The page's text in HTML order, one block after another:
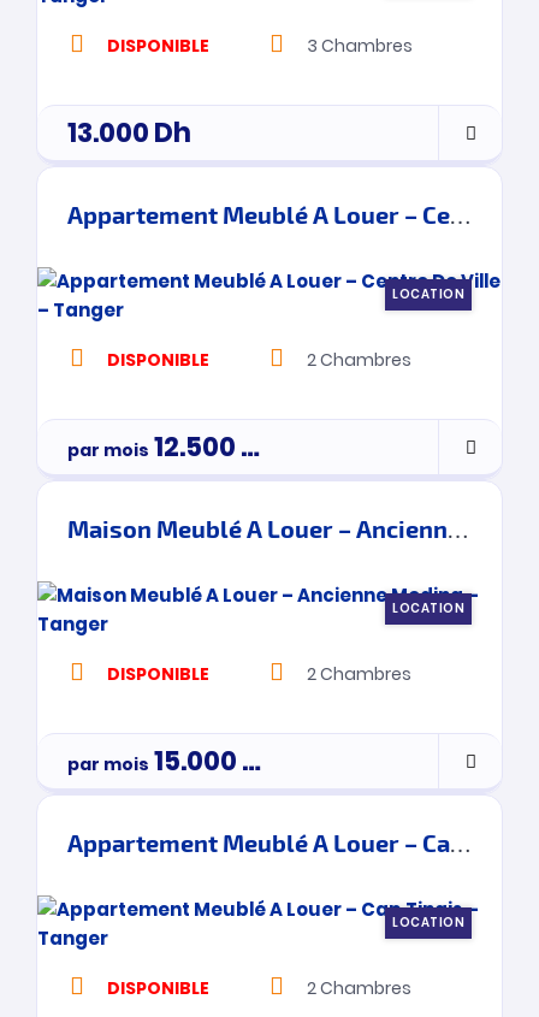
DISPONIBLE 3 Chambres
13.000Dh
Appartement Meublé A Louer – Centre De Ville – Tanger
LOCATION
DISPONIBLE 2Chambres
par mois 12.500Dh
Maison Meublé A Louer – Ancienne Medina – Tanger
LOCATION
DISPONIBLE 2Chambres
par mois 15.000Dh
Appartement Meublé A Louer – Cap Tingis – Tanger
LOCATION
DISPONIBLE 2Chambres